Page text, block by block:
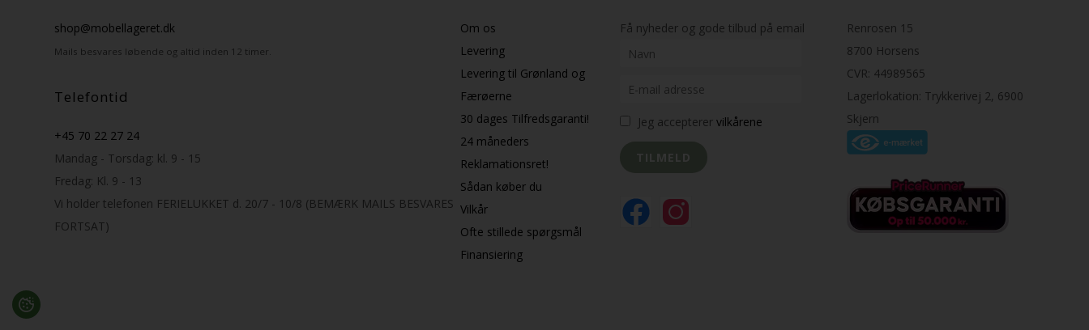
shop@mobellageret.dk
Mails besvares løbende og altid inden 12 timer.
Telefontid
+45 70 22 27 24
Mandag - Torsdag: kl. 9 - 15
Fredag: Kl. 9 - 13
Vi holder telefonen FERIELUKKET d. 20/7 - 10/8 (BEMÆRK MAILS BESVARES
FORTSAT)
Om os
Levering
Levering til Grønland og
Færøerne
30 dages Tilfredsgaranti!
24 måneders
Reklamationsret!
Sådan køber du
Vilkår
Ofte stillede spørgsmål
Finansiering
Få nyheder og gode tilbud på email
Jeg accepterer vilkårene
Renrosen 15
8700 Horsens
CVR: 44989565
Lagerlokation: Trykkerivej 2, 6900
Skjern